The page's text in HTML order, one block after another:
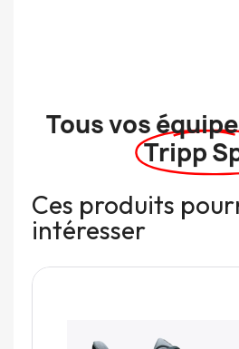
Tous vos
Tripp
Ces produits
intéresser